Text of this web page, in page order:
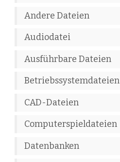
Andere Dateien
Audiodatei
Ausführbare Dateien
Betriebssystemdateien
CAD-Dateien
Computerspieldateien
Datenbanken